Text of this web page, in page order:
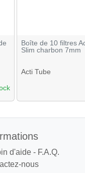
Boîte de 10 filtres
Slim charbon 7mm
Acti Tube
d'aide - F.A.Q.
nous